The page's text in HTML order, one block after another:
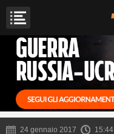
24 gennaio 2017 15:44